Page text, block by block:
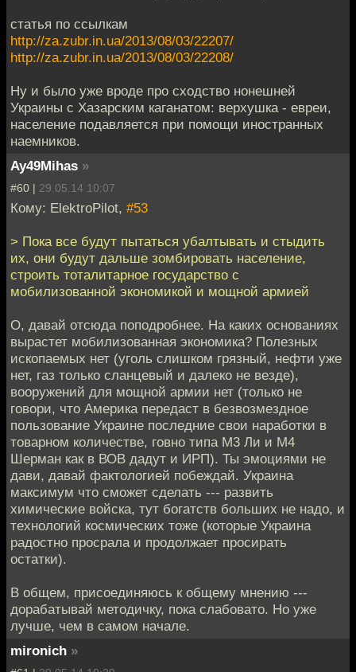
статья по ссылкам
http://za.zubr.in.ua/2013/08/03/22207/
http://za.zubr.in.ua/2013/08/03/22208/
Ну и было уже вроде про сходство нонешней
Украины с Хазарским каганатом: верхушка - евреи,
население подавляется при помощи иностранных
наемников.
Ay49Mihas »
#60 | 29.05.14 10:07
Кому: ElektroPilot, #53
> Пока все будут пытаться убалтывать и стыдить
их, они будут дальше зомбировать население,
строить тоталитарное государство с
мобилизованной экономикой и мощной армией
О, давай отсюда поподробнее. На каких основаниях
вырастет мобилизованная экономика? Полезных
ископаемых нет (уголь слишком грязный, нефти уже
нет, газ только сланцевый и далеко не везде),
вооружений для мощной армии нет (только не
говори, что Америка передаст в безвозмездное
пользование Украине последние свои наработки в
товарном количестве, говно типа М3 Ли и М4
Шерман как в ВОВ дадут и ИРП). Ты эмоциями не
дави, давай фактологией побеждай. Украина
максимум что сможет сделать --- развить
химические войска, тут богатств больших не надо, и
технологий космических тоже (которые Украина
радостно просрала и продолжает просирать
остатки).
В общем, присоединяюсь к общему мнению ---
дорабатывай методичку, пока слабовато. Но уже
лучше, чем в самом начале.
mironich »